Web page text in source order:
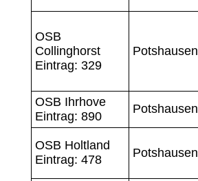
OSB
Collinghorst
Eintrag: 329
Potshausen
OSB Ihrhove
Eintrag: 890
Potshausen
OSB Holtland
Eintrag: 478
Potshausen